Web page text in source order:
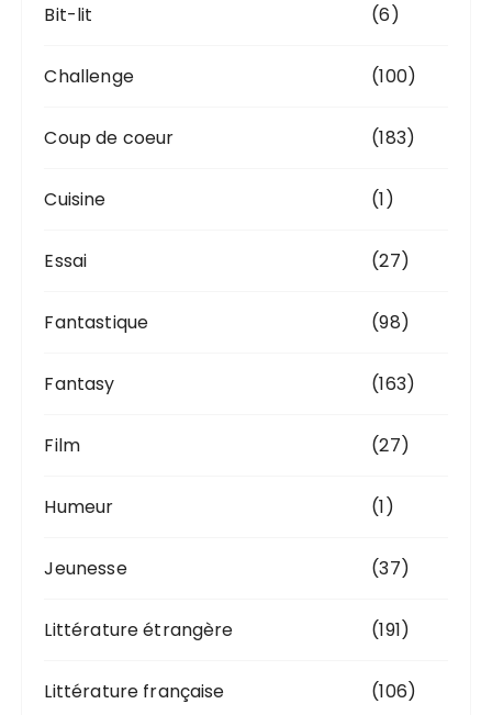
Bit-lit (6)
Challenge (100)
Coup de coeur (183)
Cuisine (1)
Essai (27)
Fantastique (98)
Fantasy (163)
Film (27)
Humeur (1)
Jeunesse (37)
Littérature étrangère (191)
Littérature française (106)